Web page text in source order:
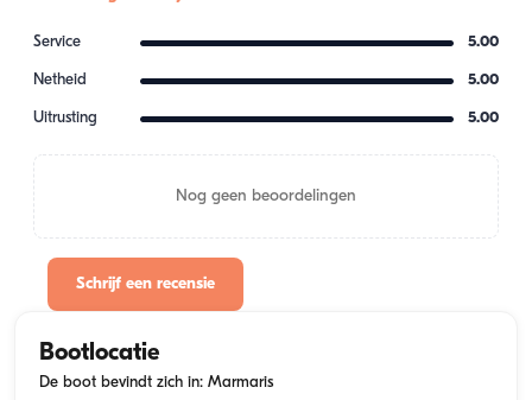
Service 5.00
Netheid 5.00
Uitrusting 5.00
Nog geen beoordelingen
Schrijf een recensie
Bootlocatie
De boot bevindt zich in: Marmaris